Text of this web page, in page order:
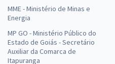
MME - Ministério de Minas e
Energia
MP GO - Ministério Público do
Estado de Goiás - Secretário
Auxiliar da Comarca de
Itapuranga